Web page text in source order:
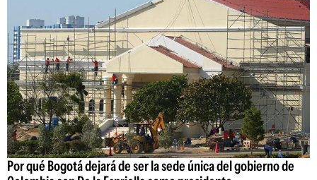
Por qué Bogotá dejará de ser la sede única del gobierno de